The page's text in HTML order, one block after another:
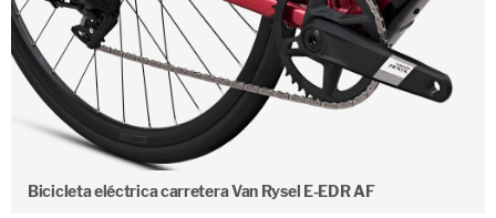
Bicicleta eléctrica carretera Van Rysel E-EDR AF